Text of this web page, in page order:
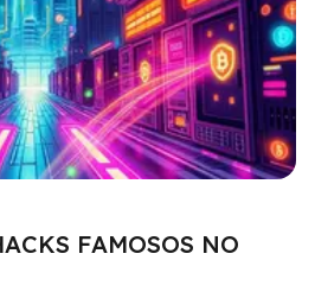
FAMOSOS NO